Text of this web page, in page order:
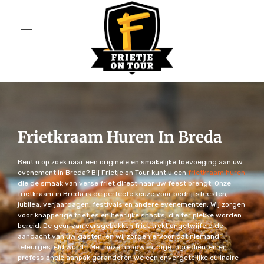
Menu L
Menu XL
Menu XXL
Menu Budget
FRIETWAGEN
EXTRA
Snackmuur
Podiumwagen
CONTACT
Frietkraam Huren In Breda
Bent u op zoek naar een originele en smakelijke toevoeging aan uw
evenement in Breda? Bij Frietje on Tour kunt u eenfrietkraam huren
die de smaak van verse friet direct naar uw feest brengt. Onze
frietkraam in Breda is de perfecte keuze voor bedrijfsfeesten,
jubilea, verjaardagen, festivals en andere evenementen. Wij zorgen
voor knapperige frietjes en heerlijke snacks, die ter plekke worden
bereid. De geur van versgebakken friet trekt ongetwijfeld de
aandacht van uw gasten, en wij zorgen ervoor dat niemand
teleurgesteld wordt. Met onze hoogwaardige ingrediënten en
professionele aanpak garanderen we een onvergetelijke culinaire